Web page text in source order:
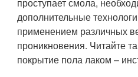
дополнительные
применением различных
проникновения. Читайте
покрытие пола лаком –